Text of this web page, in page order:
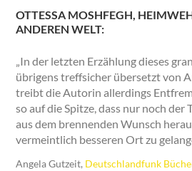
OTTESSA MOSHFEGH,
ANDEREN WELT:
„In der letzten Erzählung dieses
übrigens treffsicher übersetzt von
treibt die Autorin allerdings
so auf die Spitze, dass nur noch der
aus dem brennenden Wunsch
vermeintlich besseren Ort zu
Angela Gutzeit, Deutschlandfunk